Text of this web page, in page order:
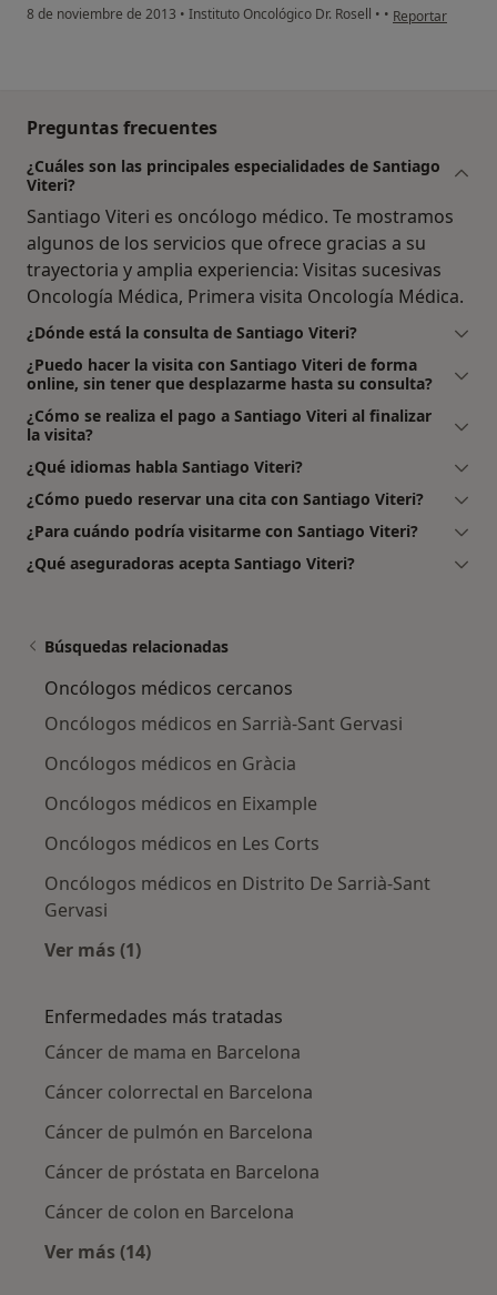
8 de noviembre de 2013 • Instituto Oncológico Dr. Rosell • • en opinión del
Reportar
Preguntas frecuentes
¿Cuáles son las principales especialidades de Santiago
Viteri?
Santiago Viteri es oncólogo médico. Te mostramos
algunos de los servicios que ofrece gracias a su
trayectoria y amplia experiencia: Visitas sucesivas
Oncología Médica, Primera visita Oncología Médica.
¿Dónde está la consulta de Santiago Viteri?
¿Puedo hacer la visita con Santiago Viteri de forma
online, sin tener que desplazarme hasta su consulta?
¿Cómo se realiza el pago a Santiago Viteri al finalizar
la visita?
¿Qué idiomas habla Santiago Viteri?
¿Cómo puedo reservar una cita con Santiago Viteri?
¿Para cuándo podría visitarme con Santiago Viteri?
¿Qué aseguradoras acepta Santiago Viteri?
Búsquedas relacionadas
Oncólogos médicos cercanos
Oncólogos médicos en Sarrià-Sant Gervasi
Oncólogos médicos en Gràcia
Oncólogos médicos en Eixample
Oncólogos médicos en Les Corts
Oncólogos médicos en Distrito De Sarrià-Sant
Gervasi
Ver más (1)
Enfermedades más tratadas
Cáncer de mama en Barcelona
Cáncer colorrectal en Barcelona
Cáncer de pulmón en Barcelona
Cáncer de próstata en Barcelona
Cáncer de colon en Barcelona
Ver más (14)